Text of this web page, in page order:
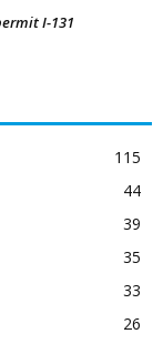
I-131
115
44
39
35
33
26